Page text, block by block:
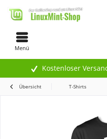
Kostenloser
Menü
Übersicht T-Shirts